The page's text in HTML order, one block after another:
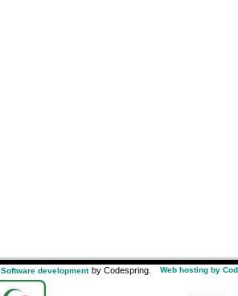
Software development by Codespring. Web hosting by